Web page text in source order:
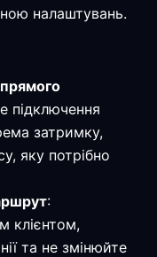
налаштувань.
підключення
затримку,
яку потрібно
:
клієнтом,
та не змінюйте